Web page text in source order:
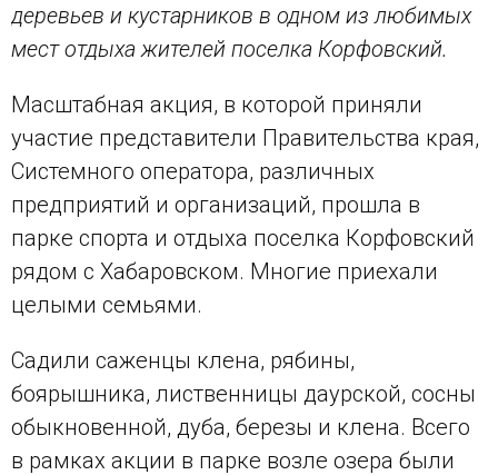
деревьев и кустарников в одном из любимых
мест отдыха жителей поселка Корфовский.
Масштабная акция, в которой приняли
участие представители Правительства края,
Системного оператора, различных
предприятий и организаций, прошла в
парке спорта и отдыха поселка Корфовский
рядом с Хабаровском. Многие приехали
целыми семьями.
Садили саженцы клена, рябины,
боярышника, лиственницы даурской, сосны
обыкновенной, дуба, березы и клена. Всего
в рамках акции в парке возле озера были